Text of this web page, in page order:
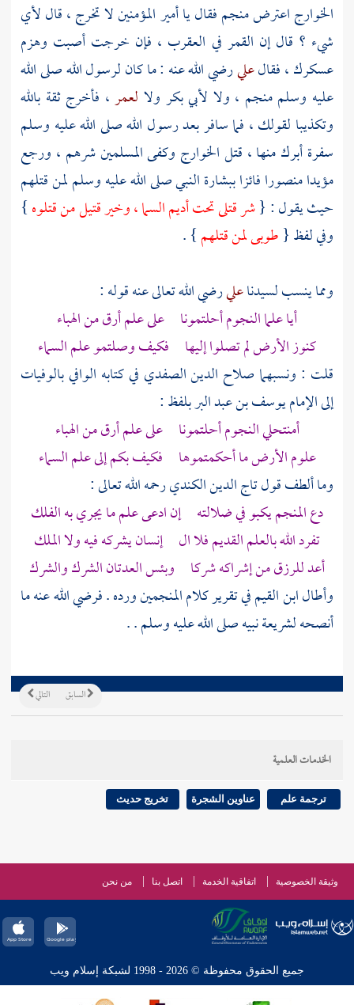
الخوارجاعترض منجم فقال يا أمير المؤمنين لا تخرج ، قال لأي
شيء ؟ قال إن القمر في العقرب ، فإن خرجت أصبت وهزم
عسكرك ، فقالعليرضي الله عنه : ما كان لرسول الله صلى الله
عليه وسلم منجم ، ولا لأبي بكر ولا لعمر، فأخرج ثقة بالله
وتكذيبا لقولك ، فما سافر بعد رسول الله صلى الله عليه وسلم
سفرة أبرك منها ، قتلالخوارج وكفى المسلمين شرهم ، ورجع
مؤيدا منصورا فائزا ببشارة النبي صلى الله عليه وسلم لمن قتلهم
حيث يقول : {شر قتلى تحت أديم السما ، وخير قتيل من قتلوه}
وفي لفظ {طوبى لمن قتلهم} .
ومما ينسب لسيدناعليرضي الله تعالى عنه قوله :
أيا علما النجوم أحلتمونا على علم أرق من الهباء
كنوز الأرض لم تصلوا إليها فكيف وصلتمو علم السماء
قلت : ونسبهما صلاح الدين الصفدي في كتابه الوافي بالوفيات
إلى الإماميوسف بن عبد البربلفظ :
أمنتحلي النجوم أحلتمونا على علم أرق من الهباء
علوم الأرض ما أحكمتموها فكيف بكم إلى علم السماء
وما ألطف قولتاج الدين الكنديرحمه الله تعالى :
دع المنجم يكبو في ضلالته إن ادعى علم ما يجري به الفلك
تفرد الله بالعلم القديم فلا ال إنسان يشركه فيه ولا الملك
أعد للرزق من إشراكه شركا وبئس العدتان الشرك والشرك
وأطالابن القيمفي تقرير كلام المنجمين ورده . فرضي الله عنه ما
أنصحه لشريعة نبيه صلى الله عليه وسلم . .
التالي السابق
الخدمات العلمية
ترجمة علم عناوين الشجرة تخريج حديث
وثيقة الخصوصية اتفاقية الخدمة اتصل بنا من نحن
جميع الحقوق محفوظة © 2026 - 1998 لشبكة إسلام ويب